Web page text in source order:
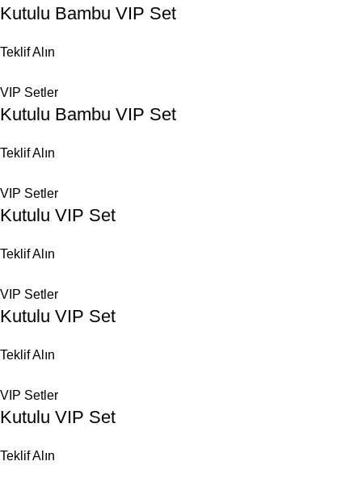
Kutulu Bambu VIP Set
Teklif Alın
VIP Setler
Kutulu Bambu VIP Set
Teklif Alın
VIP Setler
Kutulu VIP Set
Teklif Alın
VIP Setler
Kutulu VIP Set
Teklif Alın
VIP Setler
Kutulu VIP Set
Teklif Alın